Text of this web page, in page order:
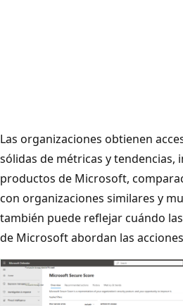
Las organizaciones obtienen
sólidas de métricas y tendencias,
productos de Microsoft,
con organizaciones similares y
también puede reflejar cuándo
de Microsoft abordan las